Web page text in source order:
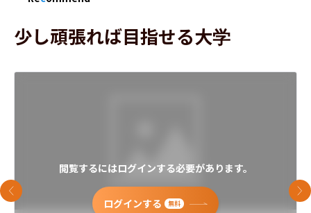
少し頑張れば目指せる大学
閲覧するにはログインする必要があります。
ログインする 無料
前のスライド 次